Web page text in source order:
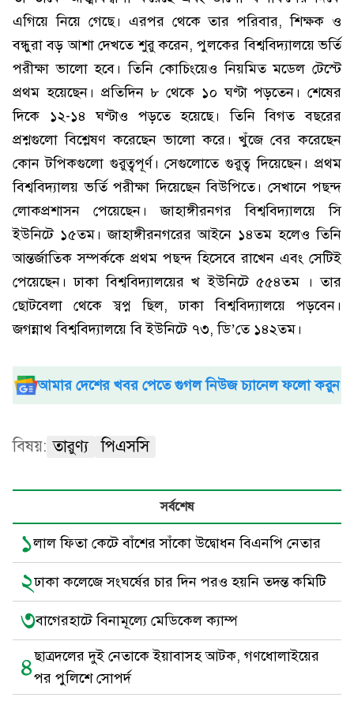
এগিয়ে নিয়ে গেছে। এরপর থেকে তার পরিবার, শিক্ষক ও
বন্ধুরা বড় আশা দেখতে শুরু করেন, পুলকের বিশ্ববিদ্যালয়ে ভর্তি
পরীক্ষা ভালো হবে। তিনি কোচিংয়েও নিয়মিত মডেল টেস্টে
প্রথম হয়েছেন। প্রতিদিন ৮ থেকে ১০ ঘণ্টা পড়তেন। শেষের
দিকে ১২-১৪ ঘণ্টাও পড়তে হয়েছে। তিনি বিগত বছরের
প্রশ্নগুলো বিশ্লেষণ করেছেন ভালো করে। খুঁজে বের করেছেন
কোন টপিকগুলো গুরুত্বপূর্ণ। সেগুলোতে গুরুত্ব দিয়েছেন। প্রথম
বিশ্ববিদ্যালয় ভর্তি পরীক্ষা দিয়েছেন বিউপিতে। সেখানে পছন্দ
লোকপ্রশাসন পেয়েছেন। জাহাঙ্গীরনগর বিশ্ববিদ্যালয়ে সি
ইউনিটে ১৫তম। জাহাঙ্গীরনগরের আইনে ১৪তম হলেও তিনি
আন্তর্জাতিক সম্পর্ককে প্রথম পছন্দ হিসেবে রাখেন এবং সেটিই
পেয়েছেন। ঢাকা বিশ্ববিদ্যালয়ের খ ইউনিটে ৫৫৪তম । তার
ছোটবেলা থেকে স্বপ্ন ছিল, ঢাকা বিশ্ববিদ্যালয়ে পড়বেন।
জগন্নাথ বিশ্ববিদ্যালয়ে বি ইউনিটে ৭৩, ডি’তে ১৪২তম।
আমার দেশের খবর পেতে গুগল নিউজ চ্যানেল ফলো করুন
বিষয়: তারুণ্য পিএসসি
সর্বশেষ
১লাল ফিতা কেটে বাঁশের সাঁকো উদ্বোধন বিএনপি নেতার
২ঢাকা কলেজে সংঘর্ষের চার দিন পরও হয়নি তদন্ত কমিটি
৩বাগেরহাটে বিনামূল্যে মেডিকেল ক্যাম্প
৪ছাত্রদলের দুই নেতাকে ইয়াবাসহ আটক, গণধোলাইয়ের
পর পুলিশে সোপর্দ